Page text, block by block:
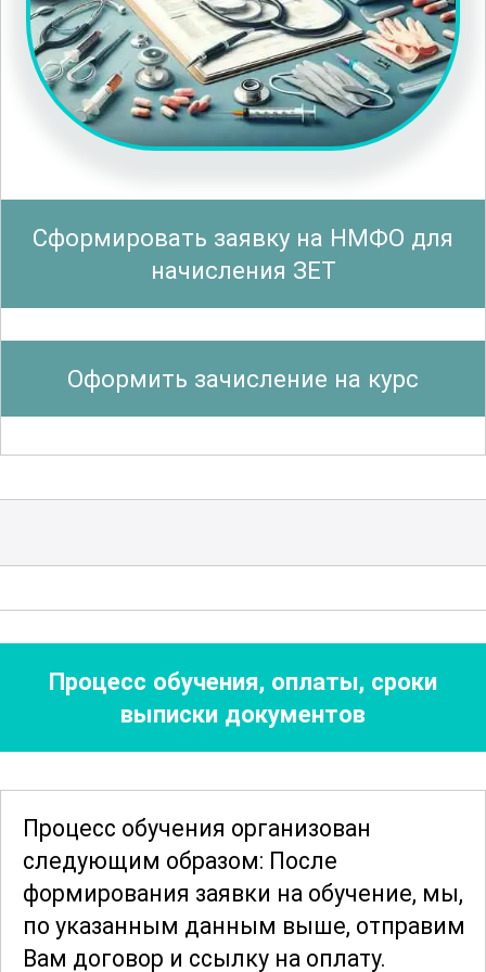
Важным аспектом обучения является
безопасность на рабочем месте. Курс
охватывает все необходимые меры
предосторожности и правила, которые
позволяет минимизировать риски и
создать безопасные условия труда.
Детальное изучение материалов и их
свойств помогает правильно выбирать
режимы сварки и расходные
материалы, что значительно улучшает
работы на объектах различной
сложности. Участники получают знания
о современных технологиях и
инновационных решенияхв области
профессионального развития.
Завершив обучение, слушатели
приобретают уверенность в своих
Сформировать заявку на НМФО для
начисления ЗЕТ
Оформить зачисление на курс
Процесс обучения, оплаты, сроки
выписки документов
Процесс обучения организован
следующим образом: После
формирования заявки на обучение, мы,
по указанным данным выше, отправим
Вам договор и ссылку на оплату.